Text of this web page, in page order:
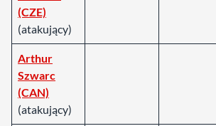
(CZE)
(atakujący)
Arthur
Szwarc
(CAN)
(atakujący)